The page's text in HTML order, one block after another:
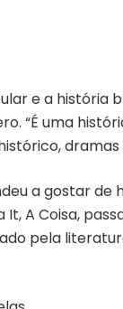
e a
“É uma
a gostar de
A Coisa,
pela